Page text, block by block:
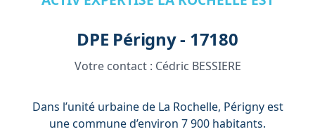
DPE Périgny - 17180
Votre contact : Cédric BESSIERE
Dans l’unité urbaine de La Rochelle, Périgny est
une commune d’environ 7 900 habitants.